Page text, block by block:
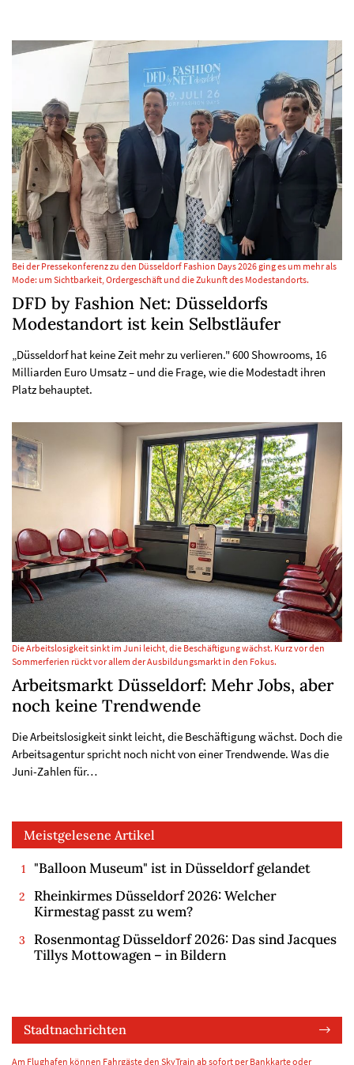
Bei der Pressekonferenz zu den Düsseldorf Fashion Days 2026 ging es um mehr als
Mode: um Sichtbarkeit, Ordergeschäft und die Zukunft des Modestandorts.
DFD by Fashion Net: Düsseldorfs
Modestandort ist kein Selbstläufer
„Düsseldorf hat keine Zeit mehr zu verlieren." 600 Showrooms, 16
Milliarden Euro Umsatz – und die Frage, wie die Modestadt ihren
Platz behauptet.
Die Arbeitslosigkeit sinkt im Juni leicht, die Beschäftigung wächst. Kurz vor den
Sommerferien rückt vor allem der Ausbildungsmarkt in den Fokus.
Arbeitsmarkt Düsseldorf: Mehr Jobs, aber
noch keine Trendwende
Die Arbeitslosigkeit sinkt leicht, die Beschäftigung wächst. Doch die
Arbeitsagentur spricht noch nicht von einer Trendwende. Was die
Juni-Zahlen für…
Meistgelesene Artikel
"Balloon Museum" ist in Düsseldorf gelandet
Rheinkirmes Düsseldorf 2026: Welcher
Kirmestag passt zu wem?
Rosenmontag Düsseldorf 2026: Das sind Jacques
Tillys Mottowagen – in Bildern
Stadtnachrichten
Am Flughafen können Fahrgäste den SkyTrain ab sofort per Bankkarte oder